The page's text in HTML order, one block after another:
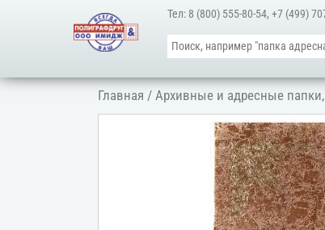
Тел: 8 (800) 555-80-54,+7 (499)
Главная /Архивные и адресные